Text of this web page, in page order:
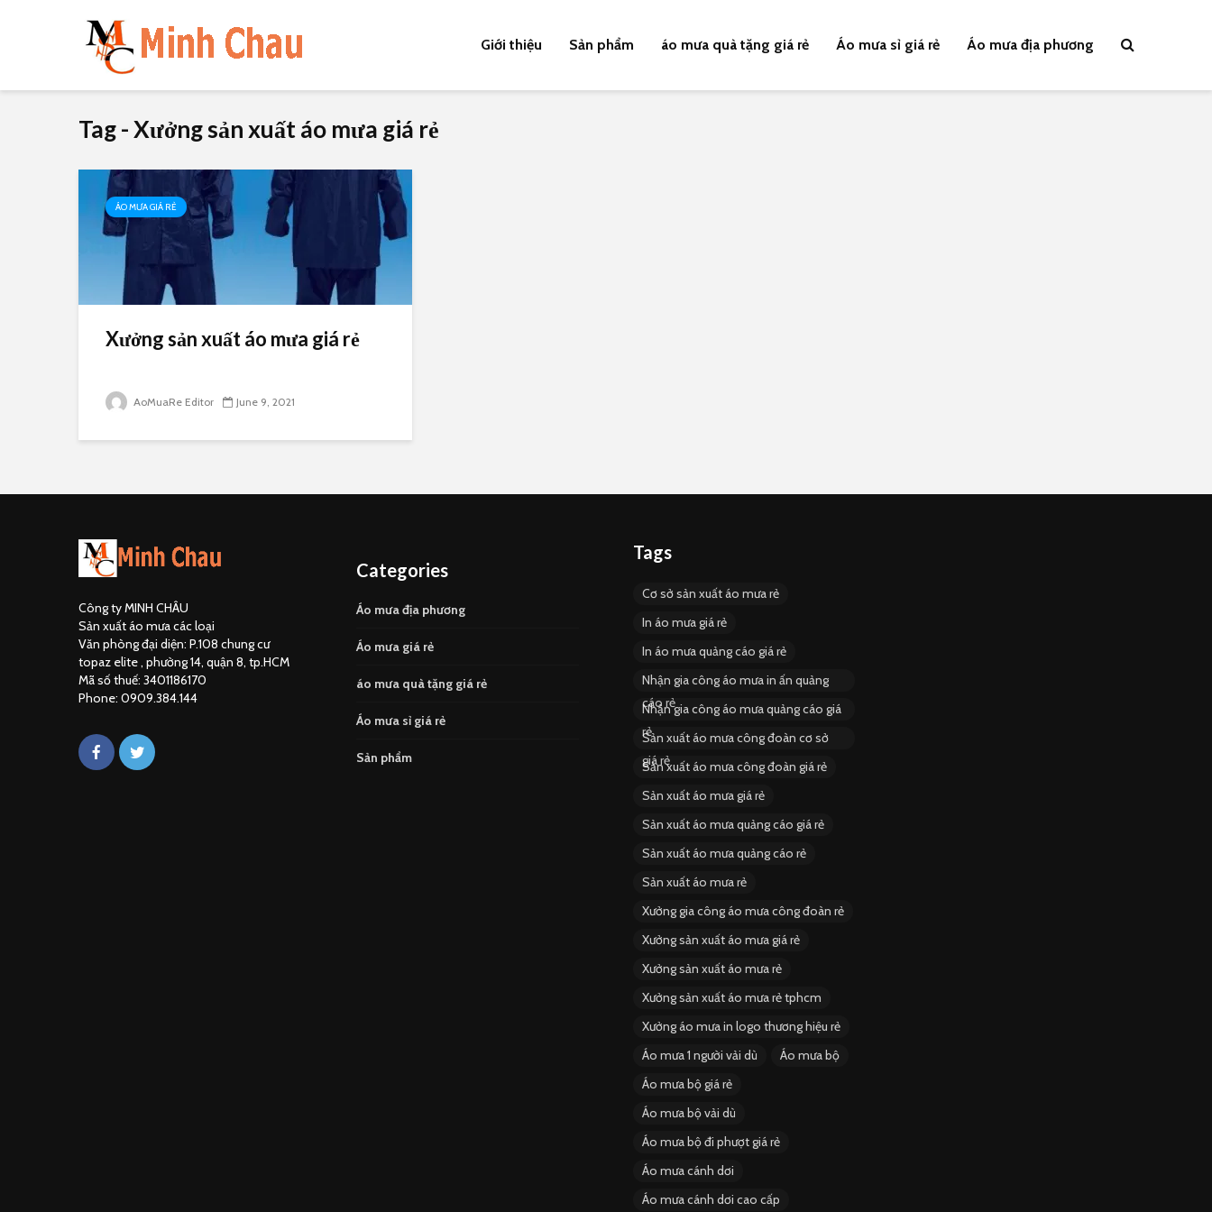
Giới thiệu Sản phẩm áo mưa quà tặng giá rẻ Áo mưa sỉ giá rẻ Áo mưa địa phương
Tag - Xưởng sản xuất áo mưa giá rẻ
ÁO MƯA GIÁ RẺ
Xưởng sản xuất áo mưa giá rẻ
AoMuaRe Editor June 9, 2021
Công ty MINH CHÂU
Sản xuất áo mưa các loại
Văn phòng đại diện: P.108 chung cư
topaz elite , phường 14, quận 8, tp.HCM
Mã số thuế: 3401186170
Phone: 0909.384.144
Categories
Áo mưa địa phương
Áo mưa giá rẻ
áo mưa quà tặng giá rẻ
Áo mưa sỉ giá rẻ
Sản phẩm
Tags
Cơ sở sản xuất áo mưa rẻ
In áo mưa giá rẻ
In áo mưa quảng cáo giá rẻ
Nhận gia công áo mưa in ấn quảng
cáo rẻ
Nhận gia công áo mưa quảng cáo giá
rẻ
Sản xuất áo mưa công đoàn cơ sở
giá rẻ
Sản xuất áo mưa công đoàn giá rẻ
Sản xuất áo mưa giá rẻ
Sản xuất áo mưa quảng cáo giá rẻ
Sản xuất áo mưa quảng cáo rẻ
Sản xuất áo mưa rẻ
Xưởng gia công áo mưa công đoàn rẻ
Xưởng sản xuất áo mưa giá rẻ
Xưởng sản xuất áo mưa rẻ
Xưởng sản xuất áo mưa rẻ tphcm
Xưởng áo mưa in logo thương hiệu rẻ
Áo mưa 1 người vải dù
Áo mưa bộ
Áo mưa bộ giá rẻ
Áo mưa bộ vải dù
Áo mưa bộ đi phượt giá rẻ
Áo mưa cánh dơi
Áo mưa cánh dơi cao cấp